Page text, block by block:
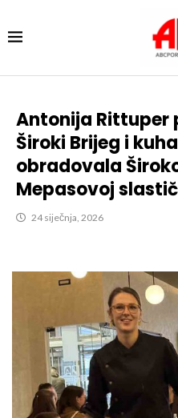
Antonija Rittuper
Široki Brijeg i
obradovala
Mepasovoj
24 siječnja, 2026